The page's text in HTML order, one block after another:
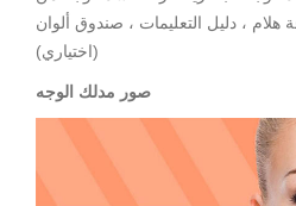
، دليل التعليمات ، صندوق ألوان
(اختياري)
صور مدلك الوجه